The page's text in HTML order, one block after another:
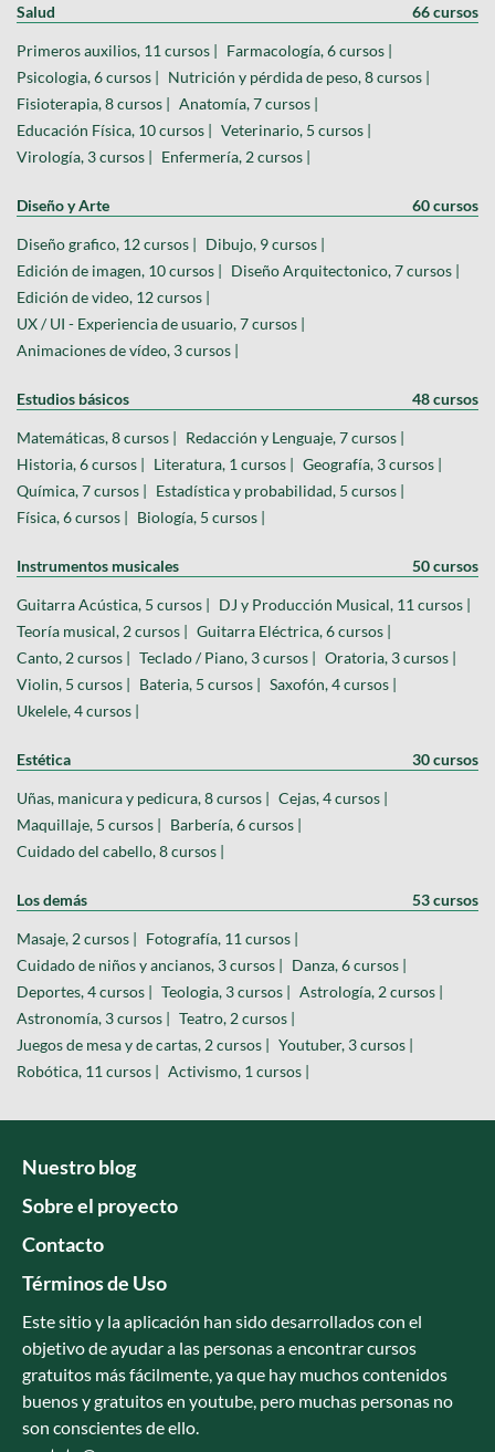
Salud 66 cursos
Primeros auxilios, 11 cursos | Farmacología, 6 cursos |
Psicologia, 6 cursos | Nutrición y pérdida de peso, 8 cursos |
Fisioterapia, 8 cursos | Anatomía, 7 cursos |
Educación Física, 10 cursos | Veterinario, 5 cursos |
Virología, 3 cursos | Enfermería, 2 cursos |
Diseño y Arte 60 cursos
Diseño grafico, 12 cursos | Dibujo, 9 cursos |
Edición de imagen, 10 cursos | Diseño Arquitectonico, 7 cursos |
Edición de video, 12 cursos |
UX / UI - Experiencia de usuario, 7 cursos |
Animaciones de vídeo, 3 cursos |
Estudios básicos 48 cursos
Matemáticas, 8 cursos | Redacción y Lenguaje, 7 cursos |
Historia, 6 cursos | Literatura, 1 cursos | Geografía, 3 cursos |
Química, 7 cursos | Estadística y probabilidad, 5 cursos |
Física, 6 cursos | Biología, 5 cursos |
Instrumentos musicales 50 cursos
Guitarra Acústica, 5 cursos | DJ y Producción Musical, 11 cursos |
Teoría musical, 2 cursos | Guitarra Eléctrica, 6 cursos |
Canto, 2 cursos | Teclado / Piano, 3 cursos | Oratoria, 3 cursos |
Violin, 5 cursos | Bateria, 5 cursos | Saxofón, 4 cursos |
Ukelele, 4 cursos |
Estética 30 cursos
Uñas, manicura y pedicura, 8 cursos | Cejas, 4 cursos |
Maquillaje, 5 cursos | Barbería, 6 cursos |
Cuidado del cabello, 8 cursos |
Los demás 53 cursos
Masaje, 2 cursos | Fotografía, 11 cursos |
Cuidado de niños y ancianos, 3 cursos | Danza, 6 cursos |
Deportes, 4 cursos | Teologia, 3 cursos | Astrología, 2 cursos |
Astronomía, 3 cursos | Teatro, 2 cursos |
Juegos de mesa y de cartas, 2 cursos | Youtuber, 3 cursos |
Robótica, 11 cursos | Activismo, 1 cursos |
Nuestro blog
Sobre el proyecto
Contacto
Términos de Uso
Este sitio y la aplicación han sido desarrollados con el
objetivo de ayudar a las personas a encontrar cursos
gratuitos más fácilmente, ya que hay muchos contenidos
buenos y gratuitos en youtube, pero muchas personas no
son conscientes de ello.